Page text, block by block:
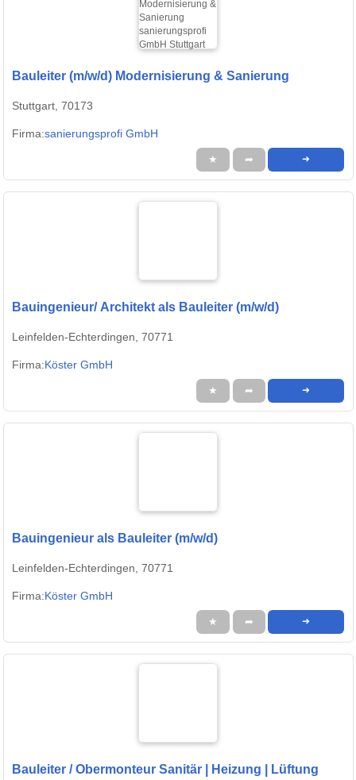
Bauleiter (m/w/d) Modernisierung & Sanierung
Stuttgart, 70173
Firma:sanierungsprofi GmbH
★ ➦ ➜
Bauingenieur/ Architekt als Bauleiter (m/w/d)
Leinfelden-Echterdingen, 70771
Firma:Köster GmbH
★ ➦ ➜
Bauingenieur als Bauleiter (m/w/d)
Leinfelden-Echterdingen, 70771
Firma:Köster GmbH
★ ➦ ➜
Bauleiter / Obermonteur Sanitär | Heizung | Lüftung